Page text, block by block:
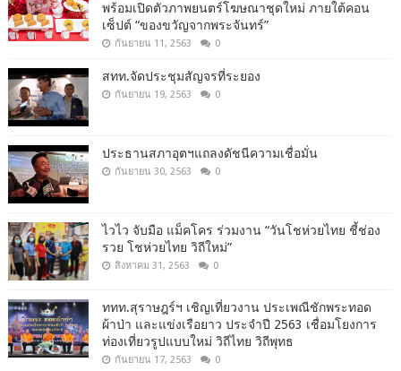
พร้อมเปิดตัวภาพยนตร์โฆษณาชุดใหม่ ภายใต้คอน
เซ็ปต์ “ของขวัญจากพระจันทร์”
กันยายน 11, 2563 0
สทท.จัดประชุมสัญจรที่ระยอง
กันยายน 19, 2563 0
ประธานสภาอุตฯแถลงดัชนีความเชื่อมั่น​
กันยายน 30, 2563 0
ไวไว จับมือ แม็คโคร ร่วมงาน “วันโชห่วยไทย ชี้ช่อง
รวย โชห่วยไทย วิถีใหม่”
สิงหาคม 31, 2563 0
ททท.สุราษฎร์ฯ เชิญเที่ยวงาน ประเพณีชักพระทอด
ผ้าป่า และแข่งเรือยาว ประจำปี 2563 เชื่อมโยงการ
ท่องเที่ยวรูปแบบใหม่ วิถีไทย วิถีพุทธ
กันยายน 17, 2563 0